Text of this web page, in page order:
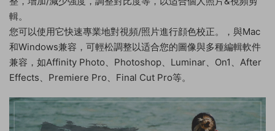
輯。
您可以使用它快速專業地對視頻/照片進行顔色校正。，與Mac
和Windows兼容，可輕松調整以适合您的圖像與多種編輯軟件
兼容，如Affinity Photo、Photoshop、Luminar、On1、After
Effects、Premiere Pro、Final Cut Pro等。